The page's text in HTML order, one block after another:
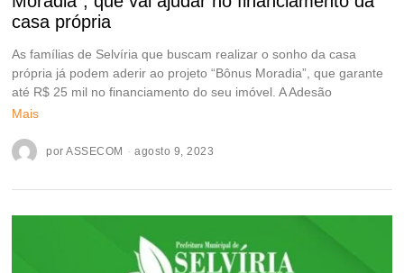
casa própria
As famílias de Selvíria que buscam realizar o sonho da casa
própria já podem aderir ao projeto “Bônus Moradia”, que garante
até R$ 25 mil no financiamento do seu imóvel. A Adesão
Mais
porASSECOM agosto 9, 2023